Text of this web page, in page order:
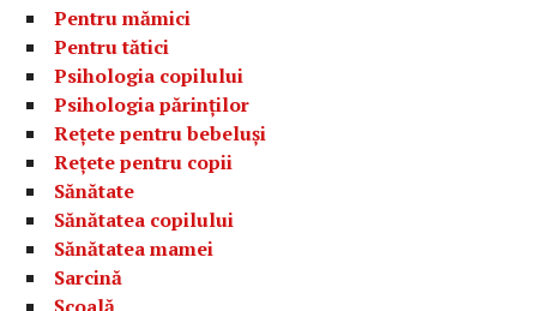
Pentru mămici
Pentru tătici
Psihologia copilului
Psihologia părinților
Rețete pentru bebeluși
Rețete pentru copii
Sănătate
Sănătatea copilului
Sănătatea mamei
Sarcină